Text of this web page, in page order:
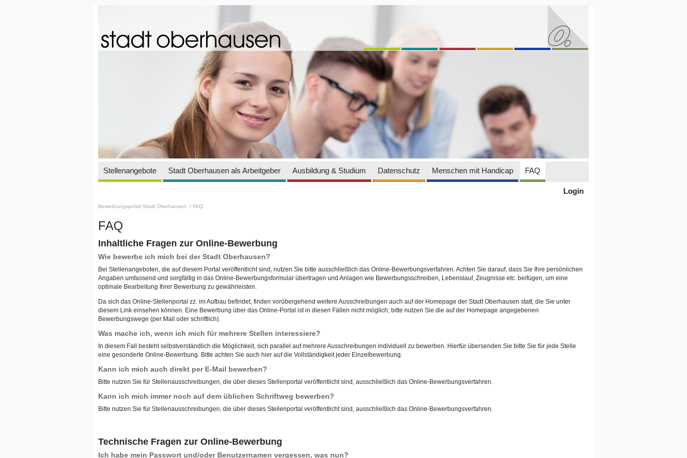
Stellenangebote Stadt Oberhausen als Arbeitgeber Ausbildung & Studium Datenschutz Menschen mit Handicap FAQ
Login
Bewerbungsportal Stadt Oberhausen / FAQ
FAQ
Inhaltliche Fragen zur Online-Bewerbung
Wie bewerbe ich mich bei der Stadt Oberhausen?
Bei Stellenangeboten, die auf diesem Portal veröffentlicht sind, nutzen Sie bitte ausschließlich das Online-Bewerbungsverfahren. Achten Sie darauf, dass Sie Ihre persönlichen
Angaben umfassend und sorgfältig in das Online-Bewerbungsformular übertragen und Anlagen wie Bewerbungsschreiben, Lebenslauf, Zeugnisse etc. beifügen, um eine
optimale Bearbeitung Ihrer Bewerbung zu gewährleisten.
Da sich das Online-Stellenportal zz. im Aufbau befindet, finden vorübergehend weitere Ausschreibungen auch auf der Homepage der Stadt Oberhausen statt, die Sie unter
diesem Link einsehen können. Eine Bewerbung über das Online-Portal ist in diesen Fällen nicht möglich; bitte nutzen Sie die auf der Homepage angegebenen
Bewerbungswege (per Mail oder schriftlich).
Was mache ich, wenn ich mich für mehrere Stellen interessiere?
In diesem Fall besteht selbstverständlich die Möglichkeit, sich parallel auf mehrere Ausschreibungen individuell zu bewerben. Hierfür übersenden Sie bitte Sie für jede Stelle
eine gesonderte Online-Bewerbung. Bitte achten Sie auch hier auf die Vollständigkeit jeder Einzelbewerbung.
Kann ich mich auch direkt per E-Mail bewerben?
Bitte nutzen Sie für Stellenausschreibungen, die über dieses Stellenportal veröffentlicht sind, ausschließlich das Online-Bewerbungsverfahren.
Kann ich mich immer noch auf dem üblichen Schriftweg bewerben?
Bitte nutzen Sie für Stellenausschreibungen, die über dieses Stellenportal veröffentlicht sind, ausschließlich das Online-Bewerbungsverfahren.
Technische Fragen zur Online-Bewerbung
Ich habe mein Passwort und/oder Benutzernamen vergessen, was nun?